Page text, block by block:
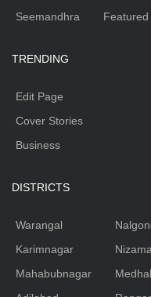
Seemandhra
Featured
TRENDING
Edit Page
Cover Stories
Business
DISTRICTS
Warangal
Karimnagar
Mahabubnagar